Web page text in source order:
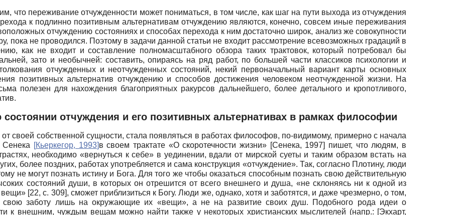
что переживание отчужденности может пониматься, в том числе, как шаг на пути выхода из отчуждения
к подлинно позитивным альтернативам отчуждению являются, конечно, совсем иные переживания
отчуждению состояниях и способах перехода к ним достаточно широк, анализ же совокупности
пока не проводился. Поэтому в задачи данной статьи не входит рассмотрение всевозможных градаций в
как не входит и составление полномасштабного обзора таких трактовок, который потребовал бы
зато и необыч­ней: составить, опираясь на ряд работ, по большей части классиков психологии и
отчужденных и не­отчужденных состояний, некий первоначальный вариант карты основных
позитивных альтернатив отчуждению и способов достижения человеком неотчуж­денной жизни. На
полезен для нахождения благоприятных ракурсов дальнейшего, более детального и кропотливого,
состоянии отчуждения и его позитивных альтернативах в рамках философии
своей собственной сущности, стала появляться в работах философов, по-видимому, примерно с начала
[Кьеркегор, 1993]в своем трактате «О скоротечности жизни» [Сенека, 1997] пишет, что людям, в
необходимо «вернуться к себе» в уединении, вдали от мирской суеты и таким образом встать на
более поздних, работах употребляется и сама конструкция «отчуждение». Так, согласно Плотину, люди
не могут познать истину и Бога. Для того же чтобы оказаться способным познать свою действительную
состояний души, в которых он отрешится от всего внешнего и душа, «не склоняясь ни к одной из
вещи» [22,c. 309], сможет приблизиться к Богу. Люди же, однако, хотя и заботятся, и даже чрезмерно, о том,
свою заботу лишь на окружающие их «вещи», а не на развитие своих душ. Подобного рода идеи о
к внешним, чуждым вещам можно найти также у некоторых христианских мыслителей (напр.: [Экхарт,